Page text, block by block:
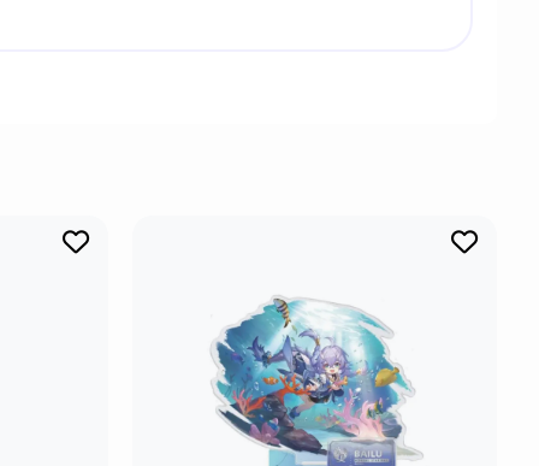
Спина-ди-Росула, которая помогает жителям